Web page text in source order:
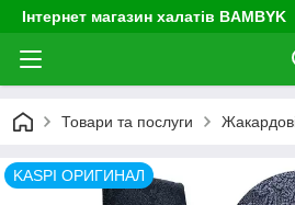
Інтернет магазин халатів BAMBYK
Товари та послуги
KASPI ОРИГИНАЛ